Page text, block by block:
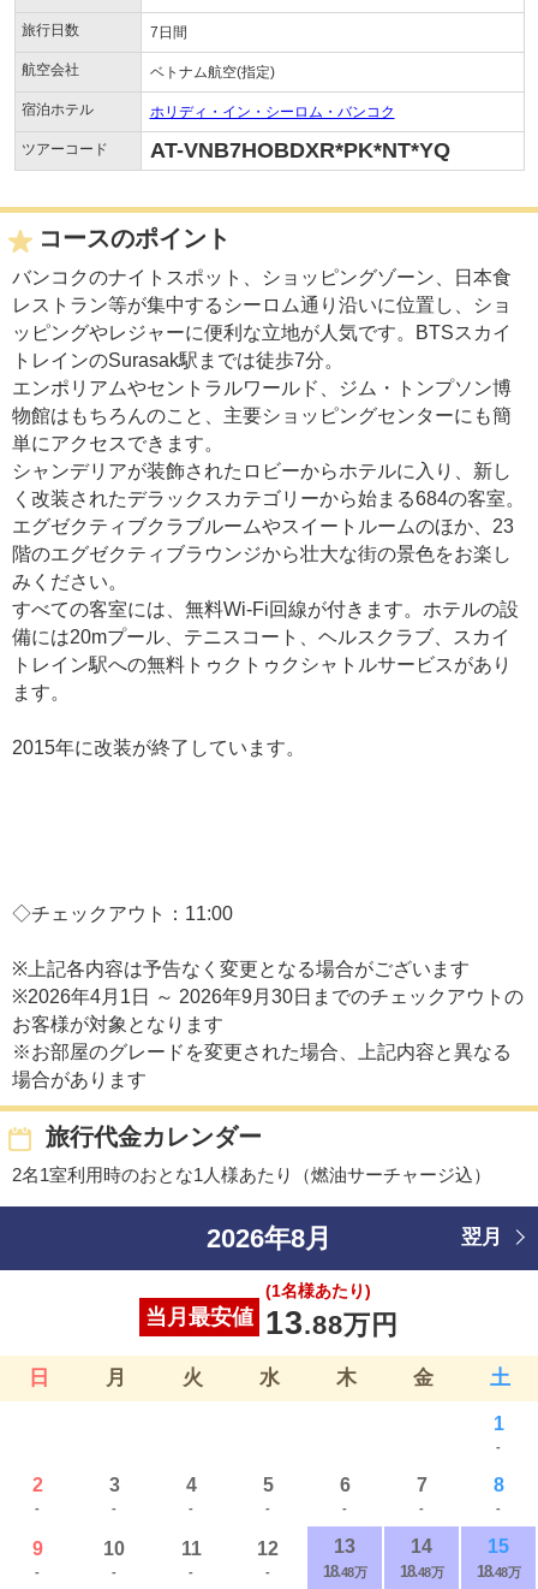
旅行日数 7日間
航空会社 ベトナム航空(指定)
宿泊ホテル ホリディ・イン・シーロム・バンコク
ツアーコード AT-VNB7HOBDXR*PK*NT*YQ
コースのポイント
バンコクのナイトスポット、ショッピングゾーン、日本食
レストラン等が集中するシーロム通り沿いに位置し、ショ
ッピングやレジャーに便利な立地が人気です。BTSスカイ
トレインのSurasak駅までは徒歩7分。
エンポリアムやセントラルワールド、ジム・トンプソン博
物館はもちろんのこと、主要ショッピングセンターにも簡
単にアクセスできます。
シャンデリアが装飾されたロビーからホテルに入り、新し
く改装されたデラックスカテゴリーから始まる684の客室。
エグゼクティブクラブルームやスイートルームのほか、23
階のエグゼクティブラウンジから壮大な街の景色をお楽し
みください。
すべての客室には、無料Wi-Fi回線が付きます。ホテルの設
備には20mプール、テニスコート、ヘルスクラブ、スカイ
トレイン駅への無料トゥクトゥクシャトルサービスがあり
ます。
2015年に改装が終了しています。
◇チェックアウト：11:00
※上記各内容は予告なく変更となる場合がございます
※2026年4月1日 ～ 2026年9月30日までのチェックアウトの
お客様が対象となります
※お部屋のグレードを変更された場合、上記内容と異なる
場合があります
旅行代金カレンダー
2名1室利用時のおとな1人様あたり（燃油サーチャージ込）
翌月
2026年8月
当月最安値
(1名様あたり)
13.88万円
日 月 火 水 木 金 土
1
-
2
-
3
-
4
-
5
-
6
-
7
-
8
-
9
-
10
-
11
-
12
-
13
18.48万
14
18.48万
15
18.48万